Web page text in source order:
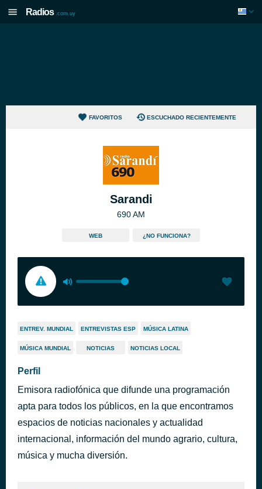
Radios .com.uy
FAVORITOS ESCUCHADO RECIENTEMENTE
Sarandi
690 AM
WEB ¿NO FUNCIONA?
ENTREV. MUNDIAL ENTREVISTAS ESP MÚSICA LATINA
MÚSICA MUNDIAL NOTICIAS NOTICIAS LOCAL
Perfil
Emisora radiofónica que difunde una programación
apta para todos los públicos, en la que encontramos
espacios de noticias nacionales y actualidad
internacional, información del mundo agrario, cultura,
música y mucha diversión.